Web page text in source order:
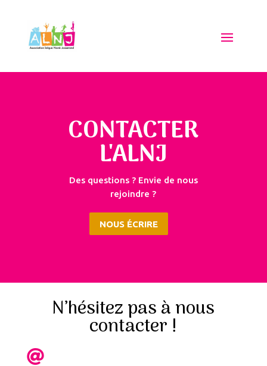
CONTACTER
L'ALNJ
Des questions ? Envie de nous
rejoindre ?
NOUS ÉCRIRE
N’hésitez pas à nous
contacter !
